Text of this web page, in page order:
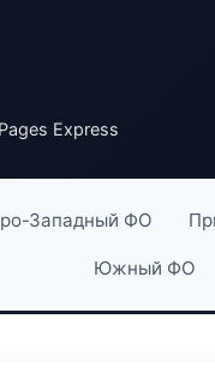
Express
Западный ФО
Южный ФО